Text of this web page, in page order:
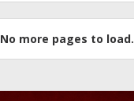
No more pages to load.